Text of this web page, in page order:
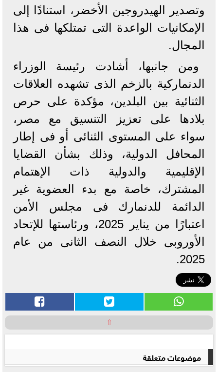
وتصدير الهيدروجين الأخضر، استنادًا إلى
الإمكانيات الواعدة التى تمتلكها فى هذا
المجال.
ومن جانبها، أشادت رئيسة الوزراء
الدنماركية بالزخم الذى تشهده العلاقات
الثنائية بين البلدين، مؤكدة على حرص
بلادها على تعزيز التنسيق مع مصر،
سواء على المستوى الثنائى أو فى إطار
المحافل الدولية، وذلك بشأن القضايا
الإقليمية والدولية ذات الإهتمام
المشترك، خاصة مع بدء العضوية غير
الدائمة للدنمارك فى مجلس الأمن
اعتبارًا من يناير 2025، ورئاستها للإتحاد
الأوروبى خلال النصف الثانى من عام
2025.
⇧
موضوعات متعلقة